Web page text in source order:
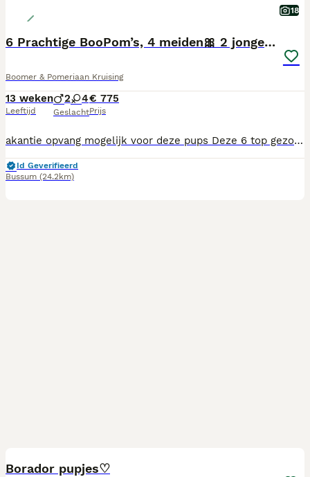
18
6 Prachtige BooPom’s, 4 meiden🎀 2 jongens🧢
Boomer & Pomeriaan Kruising
13 weken
Leeftijd
2 4
Geslacht
€ 775
Prijs
akantie opvang mogelijk voor deze pups Deze 6 top gezonde en vreselijk lieve puppekinderen zijn vanaf nu beschikbaar voor een nieuwe mand. Bent u diegene die bewust en goed overdacht een prachtige pup in huis wilt halen zijn deze pups prima geschikt 09-05-2026 geboren Hun mama is ‘Boomer (Shihtzu x yorkshire terrier) Hun papa is een pommeriaan Ze zijn zeer sociaal en echt fantastisch van karakter, vriendelijk en veel gewent . Keurig netjes ontwormd met Drontal pup en MILBEMAX. Natuurlijk zijn moeder en pups volledig gecontroleerd door onze gerenommeerde vakkundige dierenarts. De pups zijn gechipt, geregistreerd met overdrachtcodes bij NDG en bezitten een Europees paspoort met gezondheidscheck. Eerste vaccinatie gehad. Ubn 7363836 Chantal Casa Corazon Boomers
Id Geverifieerd
Bussum (24.2km)
Borador pupjes♡